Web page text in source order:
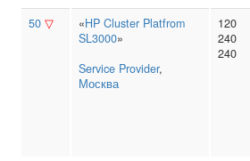
50 ▽ «HP Cluster Platfrom
SL3000»
Service Provider,
Москва
120
240
240